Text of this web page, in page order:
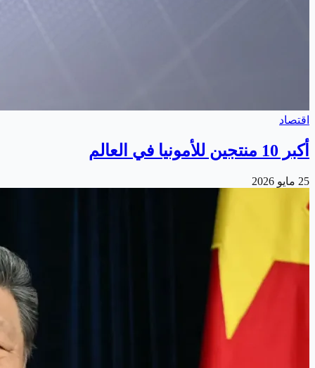
اقتصاد
أكبر 10 منتجين للأمونيا في العالم
25 مايو 2026